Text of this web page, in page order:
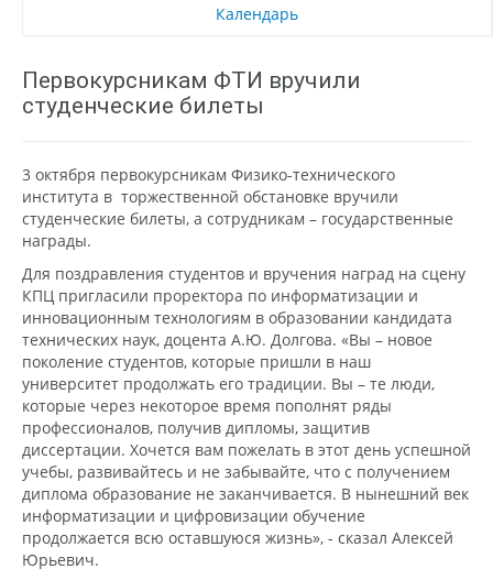
Календарь
Первокурсникам ФТИ вручили
студенческие билеты
3 октября первокурсникам Физико-технического
института в торжественной обстановке вручили
студенческие билеты, а сотрудникам – государственные
награды.
Для поздравления студентов и вручения наград на сцену
КПЦ пригласили проректора по информатизации и
инновационным технологиям в образовании кандидата
технических наук, доцента А.Ю. Долгова. «Вы – новое
поколение студентов, которые пришли в наш
университет продолжать его традиции. Вы – те люди,
которые через некоторое время пополнят ряды
профессионалов, получив дипломы, защитив
диссертации. Хочется вам пожелать в этот день успешной
учебы, развивайтесь и не забывайте, что с получением
диплома образование не заканчивается. В нынешний век
информатизации и цифровизации обучение
продолжается всю оставшуюся жизнь», - сказал Алексей
Юрьевич.